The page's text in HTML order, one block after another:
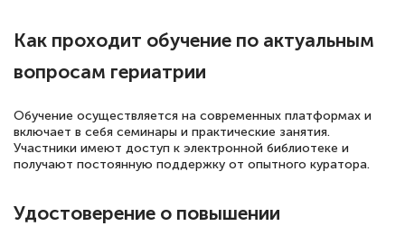
специалисты, ответили на все
двух…
Светлана К
Как проходит обучение по актуальным
вопросам гериатрии
Обучение осуществляется на современных платформах и
включает в себя семинары и практические занятия.
Участники имеют доступ к электронной библиотеке и
получают постоянную поддержку от опытного куратора.
Удостоверение о повышении